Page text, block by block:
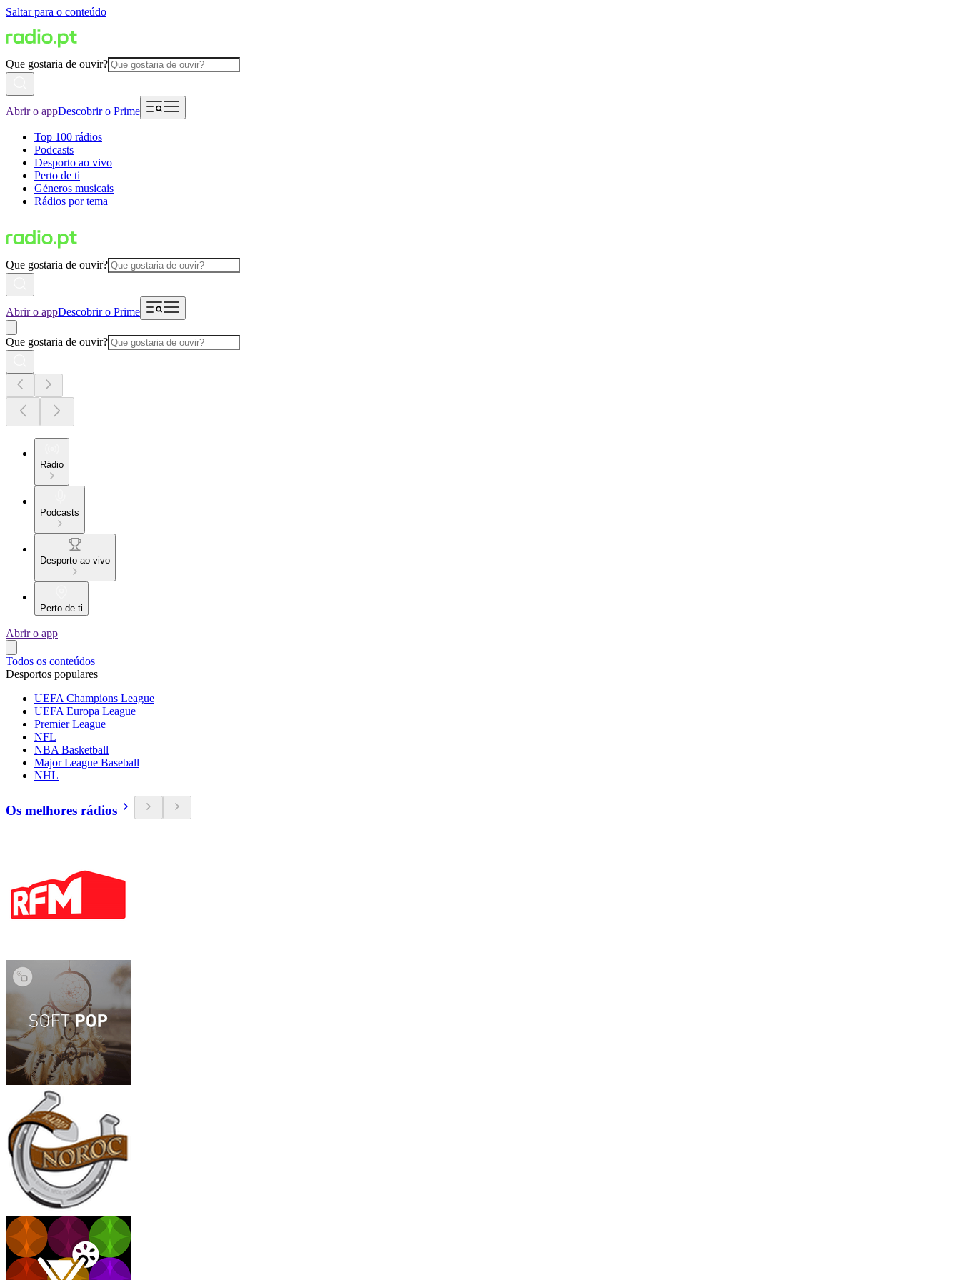
Saltar para o conteúdo
Que gostaria de ouvir?
Abrir o appDescobrir o Prime
Top 100 rádios
Podcasts
Desporto ao vivo
Perto de ti
Géneros musicais
Rádios por tema
Que gostaria de ouvir?
Abrir o appDescobrir o Prime
Que gostaria de ouvir?
Rádio
Podcasts
Desporto ao vivo
Perto de ti
Abrir o app
Todos os conteúdos
Desportos populares
UEFA Champions League
UEFA Europa League
Premier League
NFL
NBA Basketball
Major League Baseball
NHL
Os melhores rádios